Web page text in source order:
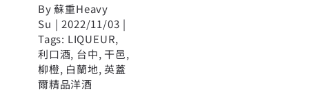
By蘇重Heavy
Su | 2022/11/03 |
Tags: LIQUEUR,
利口酒, 台中,干邑,
柳橙, 白蘭地,英蓋
爾精品洋酒